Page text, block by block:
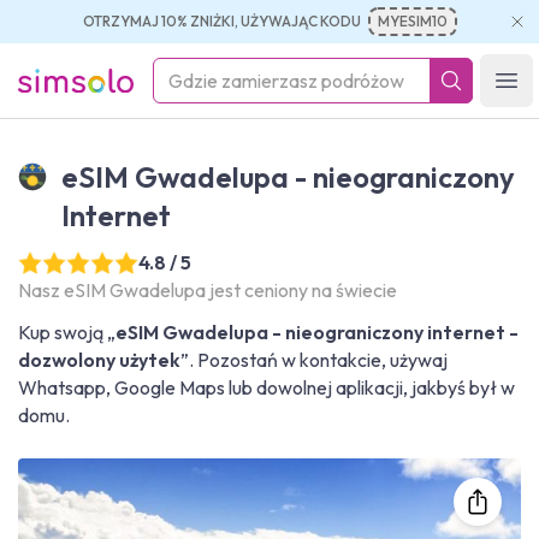
OTRZYMAJ 10% ZNIŻKI, UŻYWAJĄC KODU MYESIM10
simsolo
eSIM Gwadelupa - nieograniczony
Internet
4.8 / 5
Nasz eSIM Gwadelupa jest ceniony na świecie
Kup swoją „eSIM Gwadelupa - nieograniczony internet -
dozwolony użytek”. Pozostań w kontakcie, używaj
Whatsapp, Google Maps lub dowolnej aplikacji, jakbyś był w
domu.